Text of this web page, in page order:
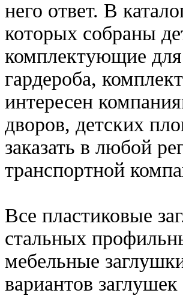
него ответ. В
которых собраны
комплектующие
гардероба,
интересен
дворов, детских
заказать в любой
транспортной
Все пластиковые
стальных
мебельные
вариантов